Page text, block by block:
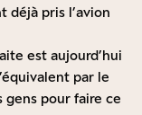
déjà pris l’avion
est aujourd’hui
par le
gens pour faire ce